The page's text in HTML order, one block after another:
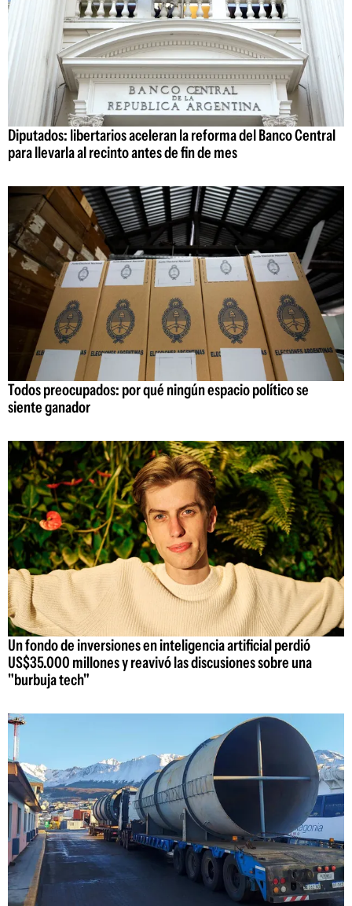
Diputados: libertarios aceleran la reforma del Banco Central
para llevarla al recinto antes de fin de mes
Todos preocupados: por qué ningún espacio político se
siente ganador
Un fondo de inversiones en inteligencia artificial perdió
US$35.000 millones y reavivó las discusiones sobre una
"burbuja tech"